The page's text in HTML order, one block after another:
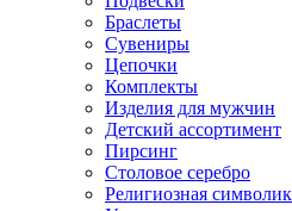
Браслеты
Сувениры
Цепочки
Комплекты
Изделия для мужчин
Детский ассортимент
Пирсинг
Столовое серебро
Религиозная